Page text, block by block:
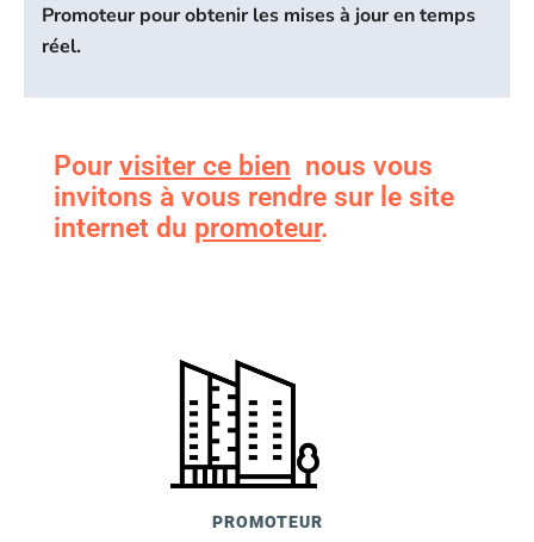
Promoteur pour obtenir les mises à jour en temps
réel.
Pour visiter ce bien nous vous
invitons à vous rendre sur le site
internet du promoteur.
PROMOTEUR